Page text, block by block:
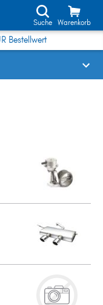
Suche Warenkorb
Bestellwert